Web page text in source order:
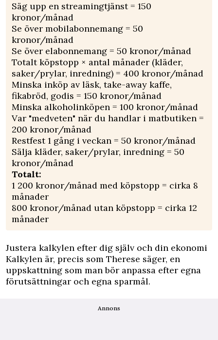
Säg upp en streamingtjänst = 150
kronor/månad
Se över mobilabonnemang = 50
kronor/månad
Se över elabonnemang = 50 kronor/månad
Totalt köpstopp × antal månader (kläder,
saker/prylar, inredning) = 400 kronor/månad
Minska inköp av läsk, take-away kaffe,
fikabröd, godis = 150 kronor/månad
Minska alkoholinköpen = 100 kronor/månad
Var "medveten" när du handlar i matbutiken =
200 kronor/månad
Restfest 1 gång i veckan = 50 kronor/månad
Sälja kläder, saker/prylar, inredning = 50
kronor/månad
Totalt:
1 200 kronor/månad med köpstopp = cirka 8
månader
800 kronor/månad utan köpstopp = cirka 12
månader
Justera kalkylen efter dig själv och din ekonomi
Kalkylen är, precis som Therese säger, en
uppskattning som man bör anpassa efter egna
förutsättningar och egna sparmål.
Annons